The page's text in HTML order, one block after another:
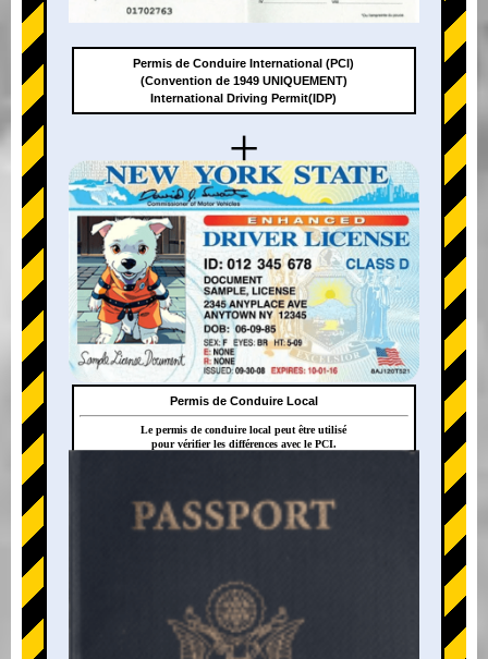
+
+
Permis de Conduire International (PCI)
(Convention de 1949 UNIQUEMENT)
International Driving Permit(IDP)
Permis de Conduire Local
Le permis de conduire local peut être utilisé
pour vérifier les différences avec le PCI.